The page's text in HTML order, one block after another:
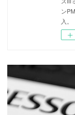
ン
入。